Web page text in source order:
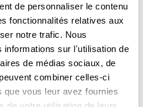
de personnaliser le contenu
fonctionnalités relatives aux
notre trafic. Nous
informations sur l'utilisation de
de médias sociaux, de
combiner celles-ci
vous leur avez fournies
lebend heraus und Sie
Ausland. Sie werden
einen kleinen
Mädchen lagen.Am
ein junges Mädchen,
alt, blond. Der Führer